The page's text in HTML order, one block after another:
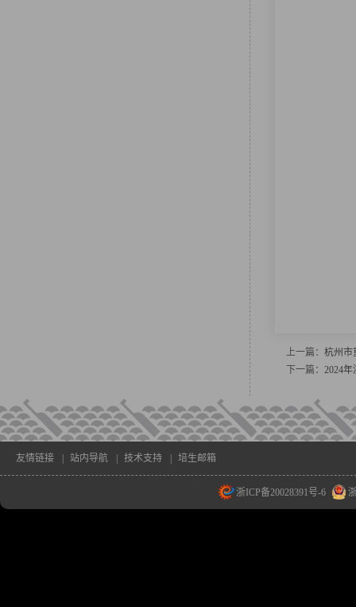
上一篇： 杭州市
下一篇： 2024
友情链接 站内导航 技术支持 培生邮箱
浙ICP备20028391号-6